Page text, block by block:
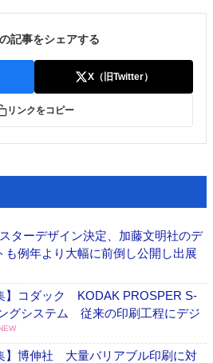
記事をシェアする
X（旧Twitter）
リンクをコピー
ターデザイン決定、加藤文明社のデ
例年より大幅に前倒し公開し出展
】コダック KODAK PROSPER S-
グシステム 従来の印刷工程にデジ
】博伸社 大量バリアブル印刷に対